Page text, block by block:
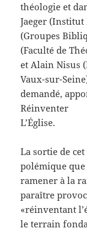
théologie et
Jaeger
(Groupes
(Faculté de
et Alain Nisus
Vaux-sur-
demandé,
Réinventer
L’Église.
La sortie de
polémique
ramener à la
paraître
«réinventant
le terrain